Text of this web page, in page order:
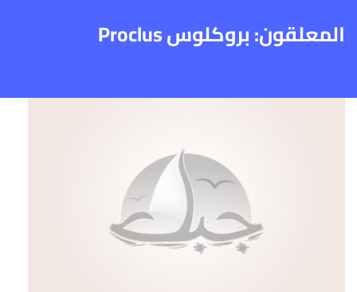
المعلقون: بروكلوس Proclus